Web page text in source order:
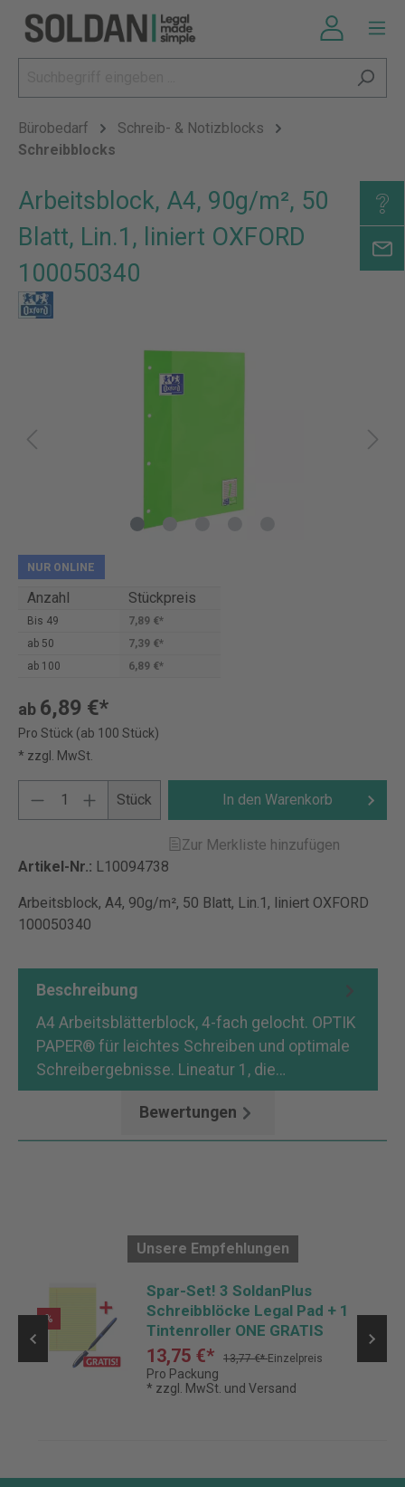
Bürobedarf
Schreib- & Notizblocks
Schreibblocks
Arbeitsblock, A4, 90g/m², 50
Blatt, Lin.1, liniert OXFORD
100050340
NUR ONLINE
Anzahl Stückpreis
Bis 49
7,89 €*
ab 50
7,39 €*
ab 100 6,89 €*
ab 6,89 €*
Pro Stück (ab 100 Stück)
* zzgl. MwSt.
Stück In den Warenkorb
Zur Merkliste hinzufügen
Artikel-Nr.: L10094738
Arbeitsblock, A4, 90g/m², 50 Blatt, Lin.1, liniert OXFORD
100050340
Beschreibung
A4 Arbeitsblätterblock, 4-fach gelocht. OPTIK
PAPER® für leichtes Schreiben und optimale
Schreibergebnisse. Lineatur 1, die…
Bewertungen
Unsere Empfehlungen
%
Spar-Set! 3 SoldanPlus
Schreibblöcke Legal Pad + 1
Tintenroller ONE GRATIS
13,75 €* 13,77 €*Einzelpreis
Pro Packung
* zzgl. MwSt. und Versand